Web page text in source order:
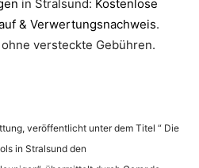
in Stralsund: Kostenlose
& Verwertungsnachweis.
versteckte Gebühren.
veröffentlicht unter dem Titel “ Die
in Stralsund den